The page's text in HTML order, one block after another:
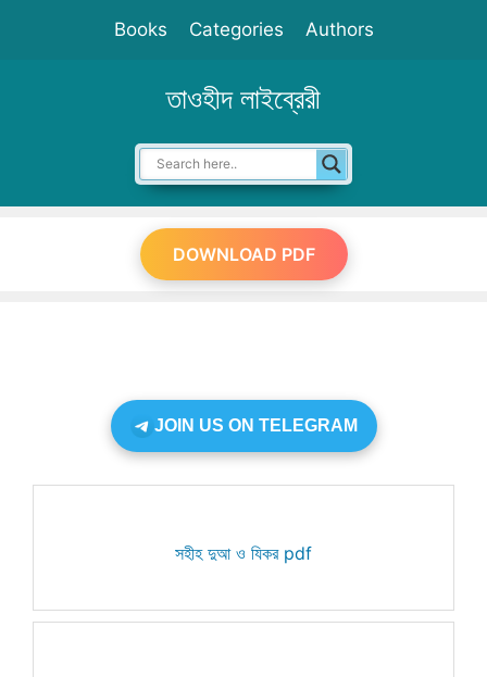
Books Categories Authors
তাওহীদ লাইব্রেরী
DOWNLOAD PDF
JOIN US ON TELEGRAM
সহীহ দুআ ও যিকর pdf